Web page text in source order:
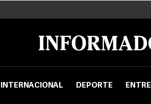
INTERNACIONAL DEPORTE